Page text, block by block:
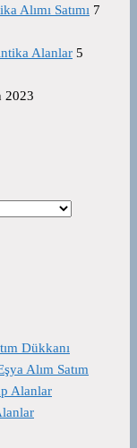
Alımı Satımı 7
Alanlar 5
2023
Dükkanı
Alım Satım
Alanlar